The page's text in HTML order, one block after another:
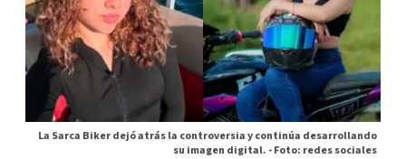
La Sarca Biker dejó atrás la controversia y continúa desarrollando
su imagen digital. -Foto: redes sociales